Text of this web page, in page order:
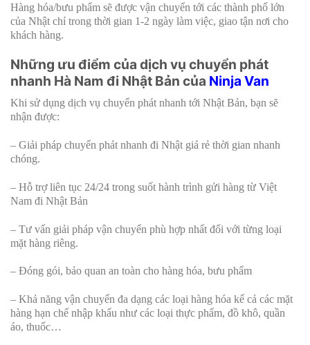
Hàng hóa/bưu phẩm sẽ được vận chuyển tới các thành phố lớn
của Nhật chỉ trong thời gian 1-2 ngày làm việc, giao tận nơi cho
khách hàng.
Những ưu điểm của dịch vụ chuyển phát
nhanh Hà Nam đi Nhật Bản của Ninja Van
Khi sử dụng dịch vụ chuyển phát nhanh tới Nhật Bản, bạn sẽ
nhận được:
– Giải pháp chuyển phát nhanh đi Nhật giá rẻ thời gian nhanh
chóng.
– Hỗ trợ liên tục 24/24 trong suốt hành trình gửi hàng từ Việt
Nam đi Nhật Bản
– Tư vấn giải pháp vận chuyển phù hợp nhất đối với từng loại
mặt hàng riêng.
– Đóng gói, bảo quan an toàn cho hàng hóa, bưu phẩm
– Khả năng vận chuyển đa dạng các loại hàng hóa kể cả các mặt
hàng hạn chế nhập khẩu như các loại thực phẩm, đồ khô, quần
áo, thuốc…